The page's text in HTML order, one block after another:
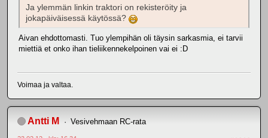
Ja ylemmän linkin traktori on rekisteröity ja
jokapäiväisessä käytössä?
Aivan ehdottomasti. Tuo ylempihän oli täysin sarkasmia, ei tarvii
miettiä et onko ihan tieliikennekelpoinen vai ei :D
Voimaa ja valtaa.
Antti M Vesivehmaan RC-rata